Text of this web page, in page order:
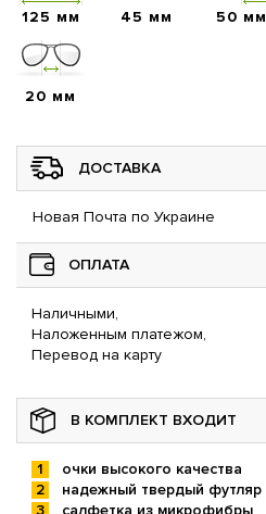
125 мм 45 мм 50 мм
20 мм
ДОСТАВКА
Новая Почта по Украине
ОПЛАТА
Наличными,
Наложенным платежом,
Перевод на карту
В КОМПЛЕКТ ВХОДИТ
очки высокого качества
надежный твердый футляр
салфетка из микрофибры